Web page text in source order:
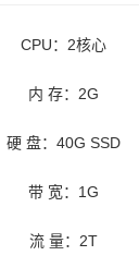
CPU：2核心
内 存：2G
硬 盘：40G SSD
带 宽：1G
流 量：2T